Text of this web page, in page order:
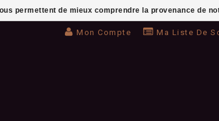
Mon Compte Ma Liste De
permettent de mieux comprendre la provenance de